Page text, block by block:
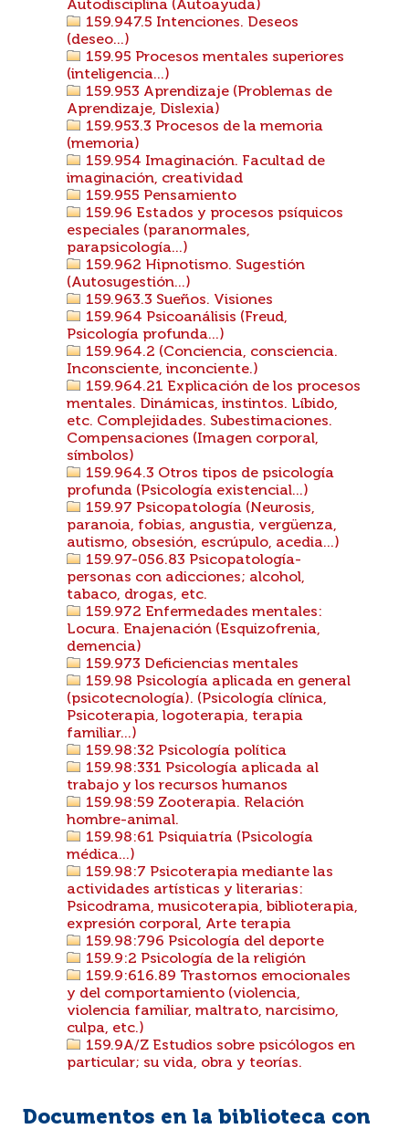
Autodisciplina (Autoayuda)
159.947.5 Intenciones. Deseos
(deseo...)
159.95 Procesos mentales superiores
(inteligencia...)
159.953 Aprendizaje (Problemas de
Aprendizaje, Dislexia)
159.953.3 Procesos de la memoria
(memoria)
159.954 Imaginación. Facultad de
imaginación, creatividad
159.955 Pensamiento
159.96 Estados y procesos psíquicos
especiales (paranormales,
parapsicología...)
159.962 Hipnotismo. Sugestión
(Autosugestión...)
159.963.3 Sueños. Visiones
159.964 Psicoanálisis (Freud,
Psicología profunda...)
159.964.2 (Conciencia, consciencia.
Inconsciente, inconciente.)
159.964.21 Explicación de los procesos
mentales. Dinámicas, instintos. Líbido,
etc. Complejidades. Subestimaciones.
Compensaciones (Imagen corporal,
símbolos)
159.964.3 Otros tipos de psicología
profunda (Psicología existencial...)
159.97 Psicopatología (Neurosis,
paranoia, fobias, angustia, vergüenza,
autismo, obsesión, escrúpulo, acedia...)
159.97-056.83 Psicopatología-
personas con adicciones; alcohol,
tabaco, drogas, etc.
159.972 Enfermedades mentales:
Locura. Enajenación (Esquizofrenia,
demencia)
159.973 Deficiencias mentales
159.98 Psicología aplicada en general
(psicotecnología). (Psicología clínica,
Psicoterapia, logoterapia, terapia
familiar...)
159.98:32 Psicología política
159.98:331 Psicología aplicada al
trabajo y los recursos humanos
159.98:59 Zooterapia. Relación
hombre-animal.
159.98:61 Psiquiatría (Psicología
médica...)
159.98:7 Psicoterapia mediante las
actividades artísticas y literarias:
Psicodrama, musicoterapia, biblioterapia,
expresión corporal, Arte terapia
159.98:796 Psicología del deporte
159.9:2 Psicología de la religión
159.9:616.89 Trastornos emocionales
y del comportamiento (violencia,
violencia familiar, maltrato, narcisimo,
culpa, etc.)
159.9A/Z Estudios sobre psicólogos en
particular; su vida, obra y teorías.
Documentos en la biblioteca con